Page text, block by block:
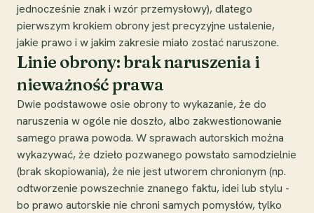
jednocześnie znak i wzór przemysłowy), dlatego
pierwszym krokiem obrony jest precyzyjne ustalenie,
jakie prawo i w jakim zakresie miało zostać naruszone.
Linie obrony: brak naruszenia i
nieważność prawa
Dwie podstawowe osie obrony to wykazanie, że do
naruszenia w ogóle nie doszło, albo zakwestionowanie
samego prawa powoda. W sprawach autorskich można
wykazywać, że dzieło pozwanego powstało samodzielnie
(brak skopiowania), że nie jest utworem chronionym (np.
odtworzenie powszechnie znanego faktu, idei lub stylu -
bo prawo autorskie nie chroni samych pomysłów, tylko